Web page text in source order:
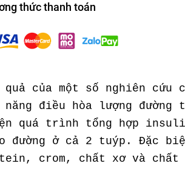
thức thanh toán
quả của một số nghiên cứu
năng điều hòa lượng đường
quá trình tổng hợp
đường ở cả 2 tuýp. Đặc
crom, chất xơ và chất